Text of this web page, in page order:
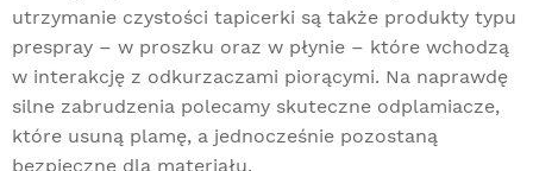
utrzymanie czystości tapicerki są także produkty typu
prespray – w proszku oraz w płynie – które wchodzą
w interakcję z odkurzaczami piorącymi. Na naprawdę
silne zabrudzenia polecamy skuteczne odplamiacze,
które usuną plamę, a jednocześnie pozostaną
bezpieczne dla materiału.